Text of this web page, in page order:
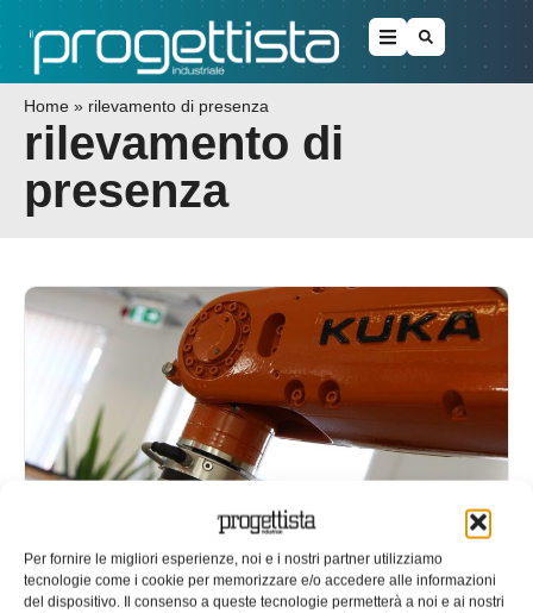
Per fornire le migliori esperienze, noi e i nostri partner utilizziamo
tecnologie come i cookie per memorizzare e/o accedere alle informazioni
del dispositivo. Il consenso a queste tecnologie permetterà a noi e ai nostri
Home » rilevamento di presenza
rilevamento di
presenza
OptoForce: 3 nuove applicazioni
per i robot industriali Kuka